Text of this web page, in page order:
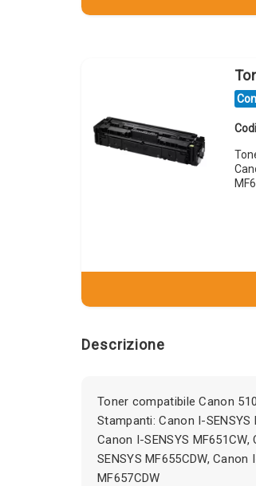
Descrizione
Toner compatibile Canon
Stampanti: Canon I-SENSYS
Canon I-SENSYS
SENSYS MF655CDW, Canon
MF657CDW